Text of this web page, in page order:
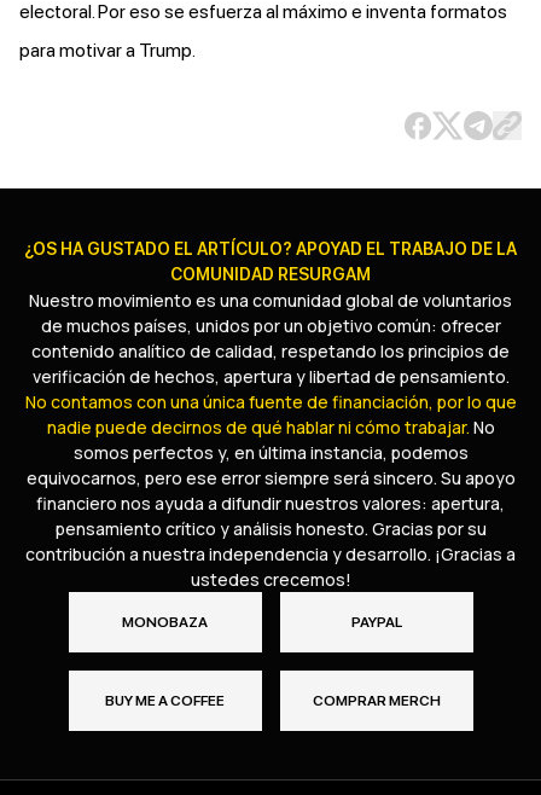
electoral. Por eso se esfuerza al máximo e inventa formatos
para motivar a Trump.
¿OS HA GUSTADO EL ARTÍCULO? APOYAD EL TRABAJO DE LA
COMUNIDAD RESURGAM
Nuestro movimiento es una comunidad global de voluntarios
de muchos países, unidos por un objetivo común: ofrecer
contenido analítico de calidad, respetando los principios de
verificación de hechos, apertura y libertad de pensamiento.
No contamos con una única fuente de financiación, por lo que
nadie puede decirnos de qué hablar ni cómo trabajar. No
somos perfectos y, en última instancia, podemos
equivocarnos, pero ese error siempre será sincero. Su apoyo
financiero nos ayuda a difundir nuestros valores: apertura,
pensamiento crítico y análisis honesto. Gracias por su
contribución a nuestra independencia y desarrollo. ¡Gracias a
ustedes crecemos!
MONOBAZA PAYPAL
BUY ME A COFFEE COMPRAR MERCH